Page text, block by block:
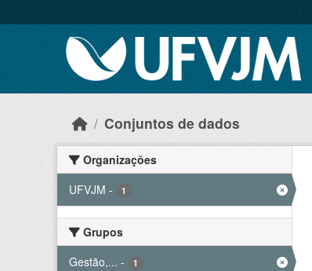
Conjuntos de dados
Organizações
UFVJM - 1
Grupos
Gestão,... - 1